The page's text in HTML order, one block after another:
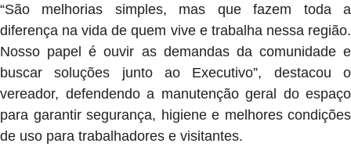
“São melhorias simples, mas que fazem toda a
diferença na vida de quem vive e trabalha nessa região.
Nosso papel é ouvir as demandas da comunidade e
buscar soluções junto ao Executivo”, destacou o
vereador, defendendo a manutenção geral do espaço
para garantir segurança, higiene e melhores condições
de uso para trabalhadores e visitantes.